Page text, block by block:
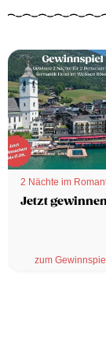
2 Nächte im
Hotel
Jetzt
zum Gewinnspiel